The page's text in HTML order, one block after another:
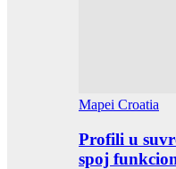
Mapei Croatia
Profili u
spoj